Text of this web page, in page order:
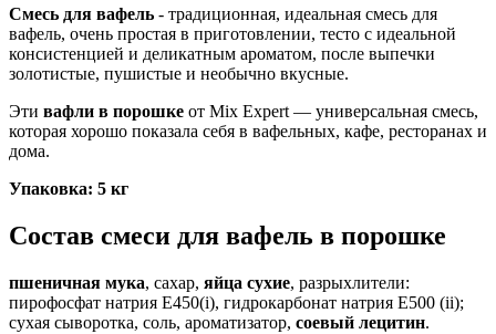
Смесь для вафель - традиционная, идеальная смесь для
вафель, очень простая в приготовлении, тесто с идеальной
консистенцией и деликатным ароматом, после выпечки
золотистые, пушистые и необычно вкусные.
Эти вафли в порошке от Mix Expert — универсальная смесь,
которая хорошо показала себя в вафельных, кафе, ресторанах и
дома.
Упаковка: 5 кг
Состав смеси для вафель в порошке
пшеничная мука, сахар, яйца сухие, разрыхлители:
пирофосфат натрия E450(i), гидрокарбонат натрия E500 (ii);
сухая сыворотка, соль, ароматизатор, соевый лецитин.